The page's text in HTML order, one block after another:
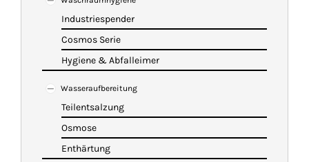
Industriespender
Cosmos Serie
Hygiene & Abfalleimer
Wasseraufbereitung
Teilentsalzung
Osmose
Enthärtung